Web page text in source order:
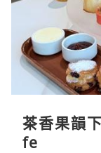
茶香果韻
fe